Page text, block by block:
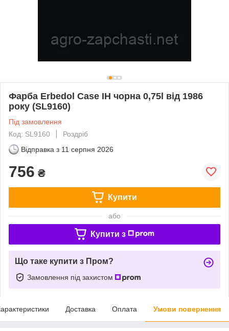
Фарба Erbedol Case IH чорна 0,75l від 1986
року (SL9160)
Під замовлення
Код: SL9160
Роздріб
Відправка з 11 серпня 2026
756 ₴
Купити
або
Купити з
Що таке купити з Пром?
Замовлення під захистом
Доставка Оплата Умови повернення